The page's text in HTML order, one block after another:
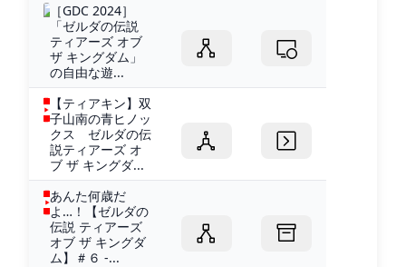
［GDC 2024］
「ゼルダの伝説
ティアーズ オブ
ザ キングダム」
の自由な遊...
【ティアキン】双
子山南の青ヒノッ
クス ゼルダの伝
説ティアーズ オ
ブ ザ キングダ...
あんた何歳だ
よ…！【ゼルダの
伝説 ティアーズ
オブ ザ キングダ
ム】＃６ -...